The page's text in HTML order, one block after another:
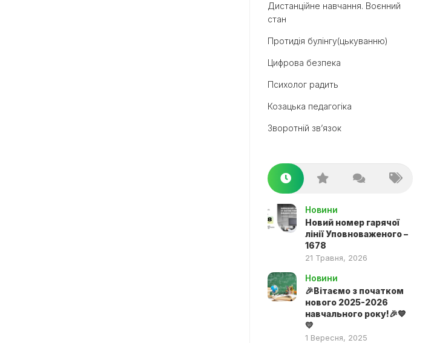
Дистанційне навчання. Воєнний
стан
Протидія булінгу(цькуванню)
Цифрова безпека
Психолог радить
Козацька педагогіка
Зворотній зв’язок
Новини
Новий номер гарячої
лінії Уповноваженого –
1678
21 Травня, 2026
Новини
🎉Вітаємо з початком
нового 2025-2026
навчального року!🎉💙
💛
1 Вересня, 2025